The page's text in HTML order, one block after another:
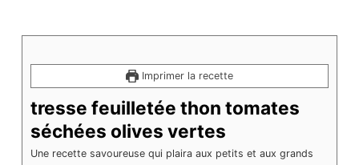
Imprimer la recette
tresse feuilletée thon tomates
séchées olives vertes
Une recette savoureuse qui plaira aux petits et aux grands